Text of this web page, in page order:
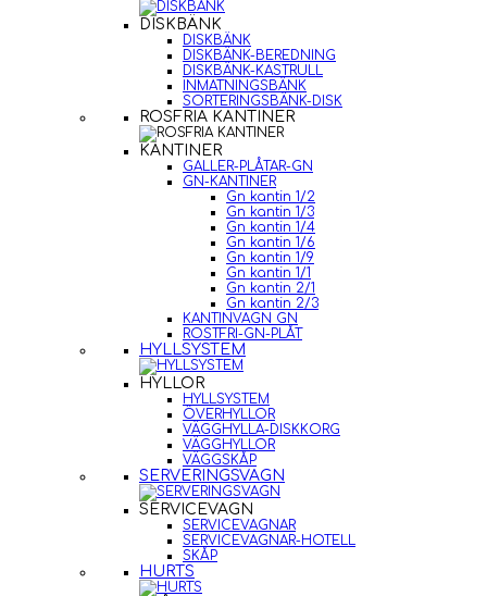
DISKBÄNK
DISKBÄNK
DISKBÄNK-BEREDNING
DISKBÄNK-KASTRULL
INMATNINGSBÄNK
SORTERINGSBÄNK-DISK
ROSFRIA KANTINER
KANTINER
GALLER-PLÅTAR-GN
GN-KANTINER
Gn kantin 1/2
Gn kantin 1/3
Gn kantin 1/4
Gn kantin 1/6
Gn kantin 1/9
Gn kantin 1/1
Gn kantin 2/1
Gn kantin 2/3
KANTINVAGN GN
ROSTFRI-GN-PLÅT
HYLLSYSTEM
HYLLOR
HYLLSYSTEM
ÖVERHYLLOR
VÄGGHYLLA-DISKKORG
VÄGGHYLLOR
VÄGGSKÅP
SERVERINGSVAGN
SERVICEVAGN
SERVICEVAGNAR
SERVICEVAGNAR-HOTELL
SKÅP
HURTS